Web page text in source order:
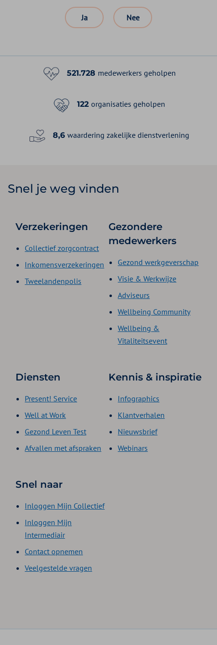
Ja Nee
521.728 medewerkers geholpen
122 organisaties geholpen
8,6 waardering zakelijke dienstverlening
Snel je weg vinden
Verzekeringen
Collectief zorgcontract
Inkomensverzekeringen
Tweelandenpolis
Gezondere
medewerkers
Gezond werkgeverschap
Visie & Werkwijze
Adviseurs
Wellbeing Community
Wellbeing &
Vitaliteitsevent
Diensten
Present! Service
Well at Work
Gezond Leven Test
Afvallen met afspraken
Kennis & inspiratie
Infographics
Klantverhalen
Nieuwsbrief
Webinars
Snel naar
Inloggen Mijn Collectief
Inloggen Mijn
Intermediair
Contact opnemen
Veelgestelde vragen